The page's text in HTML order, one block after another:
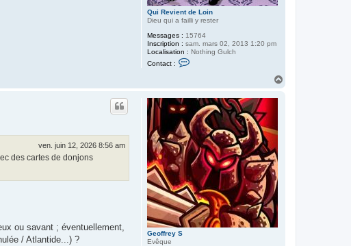
Qui Revient de Loin
Dieu qui a failli y rester
Messages : 15764
Inscription : sam. mars 02, 2013 1:20 pm
Localisation : Nothing Gulch
Contact :
c
e
r
Q
u
i
R
e
i
e
n
t
d
e
Geoffrey S
Evêque
ven. juin 12, 2026 8:56 am
des cartes de donjons
ou savant ; éventuellement,
/ Atlantide...) ?